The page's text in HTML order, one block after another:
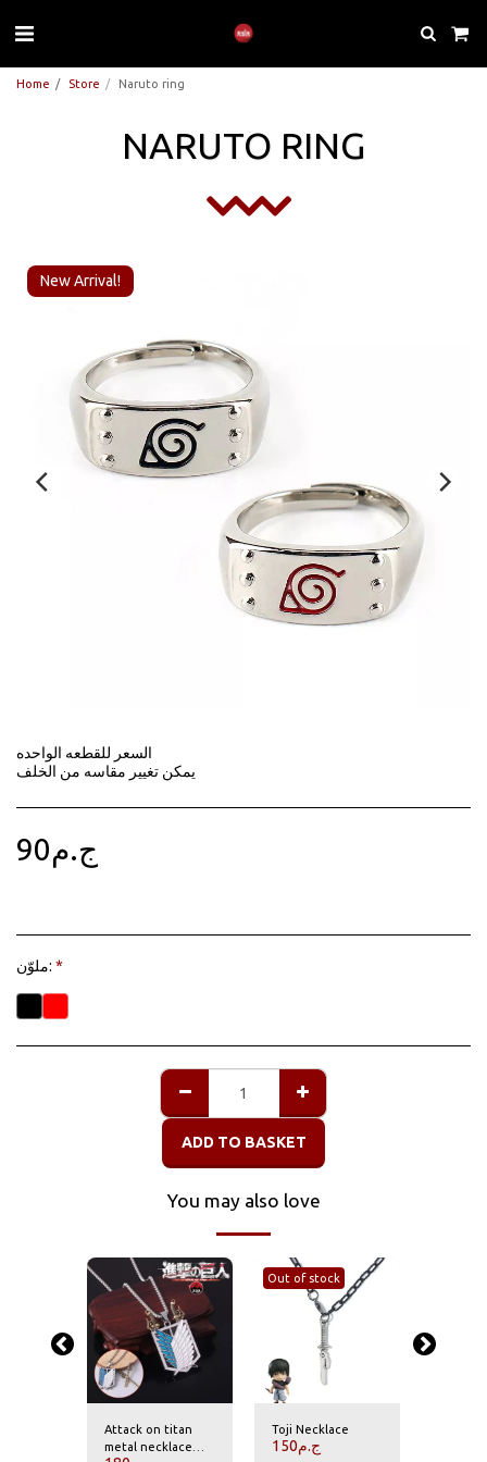
Home Store Naruto ring
NARUTO RING
New Arrival!
السعر للقطعه الواحده
يمكن تغيير مقاسه من الخلف
ج.م90
ملوّن: *
ADD TO BASKET
You may also love
Attack on titan
metal necklace
Out of stock
Toji Necklace
ج.م150